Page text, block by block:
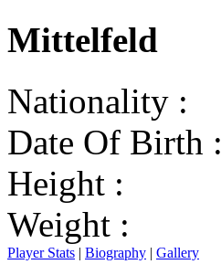
Mittelfeld
Nationality :
Date Of Birth :
Height :
Weight :
Player Stats | Biography | Gallery